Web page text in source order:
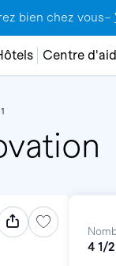
bien chez vous–
Centre
4 1/2